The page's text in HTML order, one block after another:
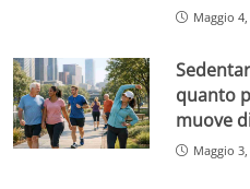
Maggio
quanto
muove
Maggio